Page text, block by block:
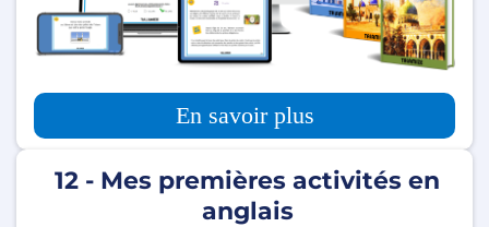
En savoir plus
12 - Mes premières activités en
anglais